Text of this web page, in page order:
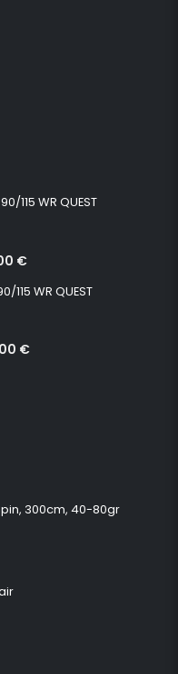
115 WR QUEST
€
115 WR QUEST
€
300cm, 40-80gr